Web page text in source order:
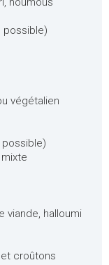
possible)
végétalien
viande, halloumi
croûtons